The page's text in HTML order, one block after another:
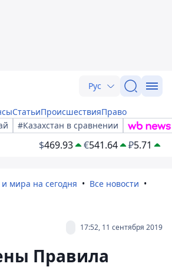
Рус
СтатьиПроисшествияПраво
#Казахстан в сравнении
$469.93 €541.64 ₽5.71
мира на сегодня
Все новости
17:52, 11 сентября 2019
Правила